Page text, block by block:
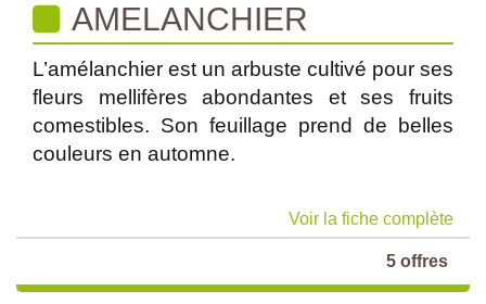
AMELANCHIER
L’amélanchier est un arbuste cultivé pour ses
fleurs mellifères abondantes et ses fruits
comestibles. Son feuillage prend de belles
couleurs en automne.
Voir la fiche complète
5 offres